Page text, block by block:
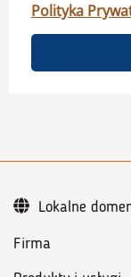
Polityka
Firma
Lokalne